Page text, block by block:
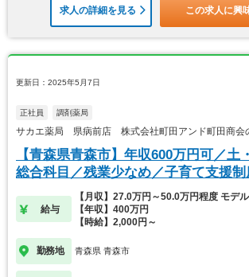
求人の詳細を見る この求人に興
更新日：2025年5月7日
正社員 調剤薬局
サカエ薬局 県病前店 株式会社町田アンド町田商会
【青森県青森市】年収600万円可／土
総合科目／残業少なめ／子育て支援
給与
【月収】27.0万円～50.0万円程度 モデル
【年収】400万円
【時給】2,000円～
勤務地 青森県 青森市